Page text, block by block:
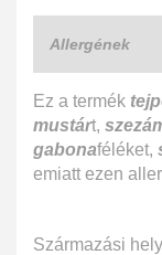
Allergének
Ez a termék
mustárt,
gabonaféléket,
emiatt ezen
Származási